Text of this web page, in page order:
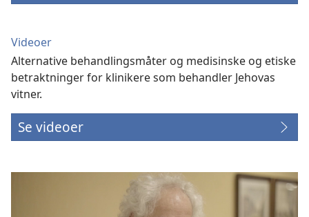
Videoer
Alternative behandlingsmåter og medisinske og etiske
betraktninger for klinikere som behandler Jehovas
vitner.
Se videoer